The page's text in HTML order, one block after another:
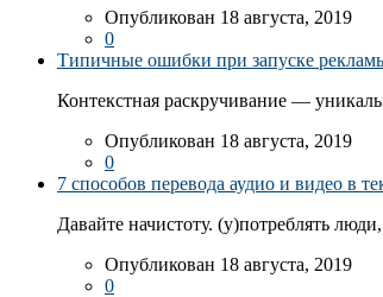
Опубликован 18 августа, 2019
0
Типичные ошибки при запуске
Контекстная раскручивание —
Опубликован 18 августа, 2019
0
7 способов перевода аудио и видео в
Давайте начистоту. (у)потреблять
Опубликован 18 августа, 2019
0